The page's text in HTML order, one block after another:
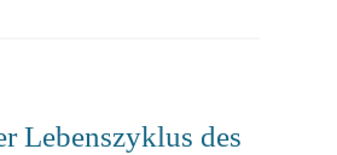
Lebenszyklus des